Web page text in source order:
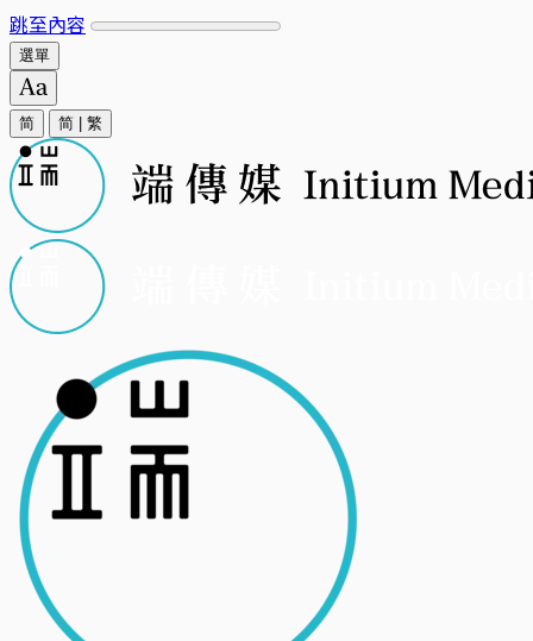
跳至內容
選單
简 简 繁